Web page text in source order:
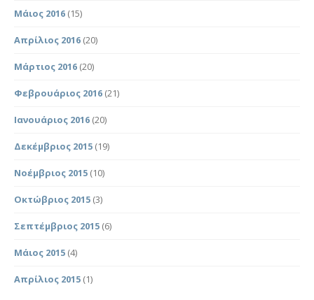
Μάιος 2016 (15)
Απρίλιος 2016 (20)
Μάρτιος 2016 (20)
Φεβρουάριος 2016 (21)
Ιανουάριος 2016 (20)
Δεκέμβριος 2015 (19)
Νοέμβριος 2015 (10)
Οκτώβριος 2015 (3)
Σεπτέμβριος 2015 (6)
Μάιος 2015 (4)
Απρίλιος 2015 (1)